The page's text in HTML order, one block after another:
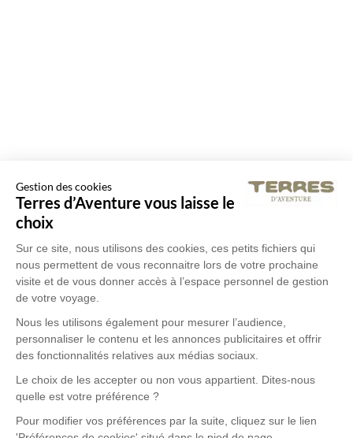
Gestion des cookies
Terres d’Aventure vous laisse le
choix
Sur ce site, nous utilisons des cookies, ces petits fichiers qui
nous permettent de vous reconnaitre lors de votre prochaine
visite et de vous donner accès à l’espace personnel de gestion
de votre voyage.
Nous les utilisons également pour mesurer l’audience,
personnaliser le contenu et les annonces publicitaires et offrir
des fonctionnalités relatives aux médias sociaux.
Le choix de les accepter ou non vous appartient. Dites-nous
quelle est votre préférence ?
Pour modifier vos préférences par la suite, cliquez sur le lien